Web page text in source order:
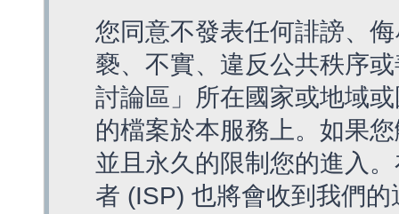
您同意不發表任何誹謗、
褻、不實、違反公共秩序
討論區」所在國家或地域
的檔案於本服務上。如果
並且永久的限制您的進入
者 (ISP) 也將會收到我們